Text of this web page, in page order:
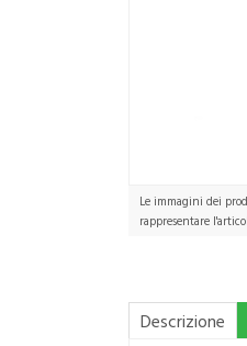
Le immagini dei
rappresentare
Descrizione